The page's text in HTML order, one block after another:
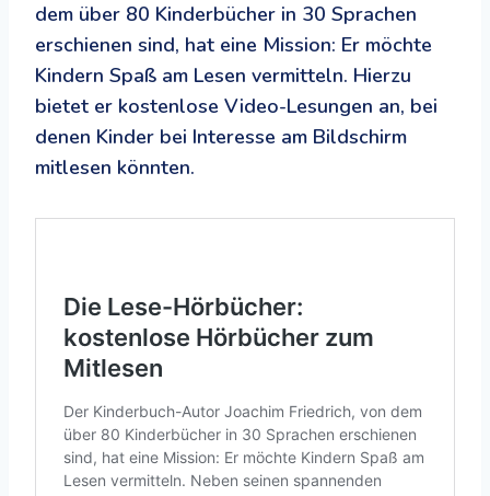
dem über 80 Kinderbücher in 30 Sprachen
erschienen sind, hat eine Mission: Er möchte
Kindern Spaß am Lesen vermitteln. Hierzu
bietet er kostenlose Video-Lesungen an, bei
denen Kinder bei Interesse am Bildschirm
mitlesen könnten.